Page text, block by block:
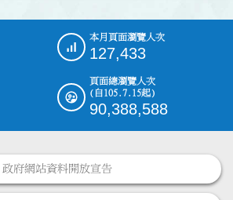
本月頁面瀏覽人次
127,433
頁面總瀏覽人次
(自105.7.15起)
90,388,588
政府網站資料開放宣告